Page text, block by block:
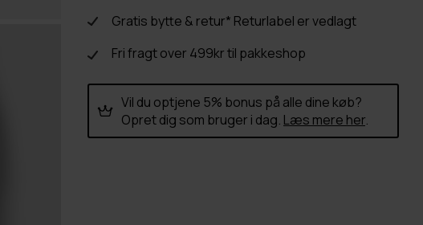
Gratis bytte & retur* Returlabel er vedlagt
Fri fragt over 499kr til pakkeshop
Vil du optjene 5% bonus på alle dine køb?
Opret dig som bruger i dag. Læs mere her.